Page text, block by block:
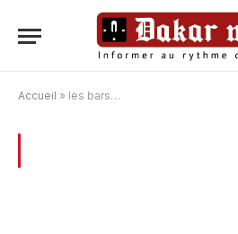
Accueil » les bars…